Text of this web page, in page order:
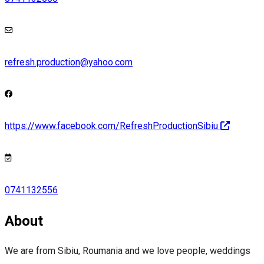
refresh.production@yahoo.com
https://www.facebook.com/RefreshProductionSibiu
0741132556
About
We are from Sibiu, Roumania and we love people, weddings